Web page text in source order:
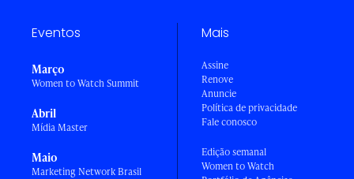
Eventos
Março
Women to Watch Summit
Abril
Mídia Master
Maio
Marketing Network Brasil
Mais
Assine
Renove
Anuncie
Política de privacidade
Fale conosco
Edição semanal
Women to Watch